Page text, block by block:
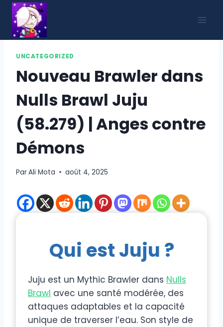
Aller
contenu
UNCATEGORIZED
Nouveau Brawler dans
Nulls Brawl Juju
(58.279) | Anges contre
Démons
ParAli Mota août 4, 2025
Qui est Juju ?
Juju est un Mythic Brawler dans Nulls
Brawl avec une santé modérée, des
attaques adaptables et la capacité
unique de traverser l’eau. Son style de